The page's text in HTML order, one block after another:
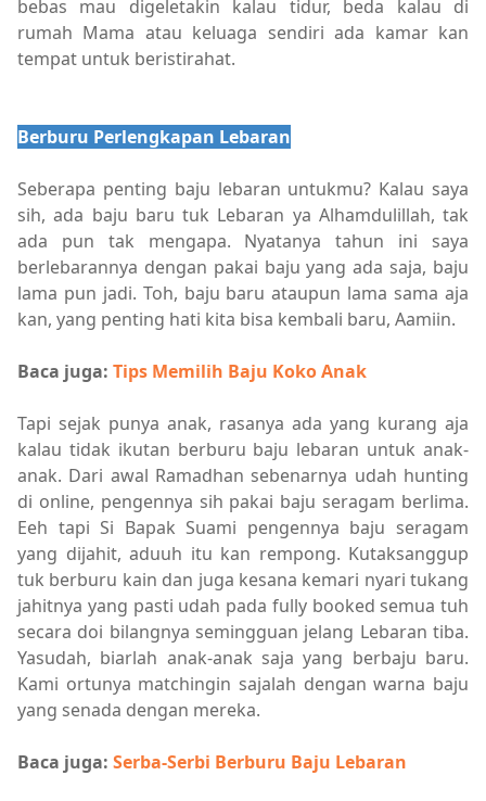
bebas mau digeletakin kalau tidur, beda kalau di
rumah Mama atau keluaga sendiri ada kamar kan
tempat untuk beristirahat.
Berburu Perlengkapan Lebaran
Seberapa penting baju lebaran untukmu? Kalau saya
sih, ada baju baru tuk Lebaran ya Alhamdulillah, tak
ada pun tak mengapa. Nyatanya tahun ini saya
berlebarannya dengan pakai baju yang ada saja, baju
lama pun jadi. Toh, baju baru ataupun lama sama aja
kan, yang penting hati kita bisa kembali baru, Aamiin.
Baca juga: Tips Memilih Baju Koko Anak
Tapi sejak punya anak, rasanya ada yang kurang aja
kalau tidak ikutan berburu baju lebaran untuk anak-
anak. Dari awal Ramadhan sebenarnya udah hunting
di online, pengennya sih pakai baju seragam berlima.
Eeh tapi Si Bapak Suami pengennya baju seragam
yang dijahit, aduuh itu kan rempong. Kutaksanggup
tuk berburu kain dan juga kesana kemari nyari tukang
jahitnya yang pasti udah pada fully booked semua tuh
secara doi bilangnya semingguan jelang Lebaran tiba.
Yasudah, biarlah anak-anak saja yang berbaju baru.
Kami ortunya matchingin sajalah dengan warna baju
yang senada dengan mereka.
Baca juga: Serba-Serbi Berburu Baju Lebaran